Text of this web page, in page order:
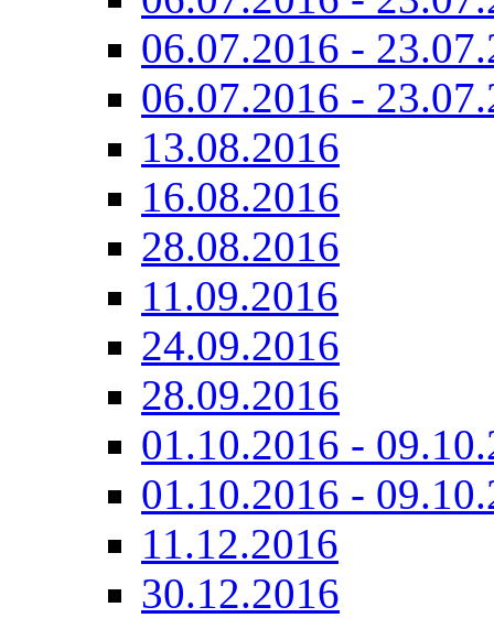
06.07.2016 -
06.07.2016 -
13.08.2016
16.08.2016
28.08.2016
11.09.2016
24.09.2016
28.09.2016
01.10.2016 -
01.10.2016 -
11.12.2016
30.12.2016